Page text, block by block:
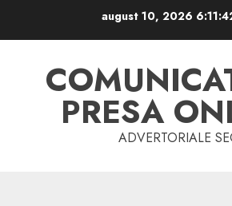
august 10, 2026
PRESA
ADVERTORIALE